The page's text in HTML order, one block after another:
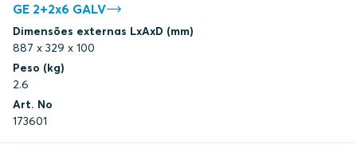
GE 2+2x6 GALV
Dimensões externas LxAxD (mm)
887 x 329 x 100
Peso (kg)
2.6
Art. No
173601